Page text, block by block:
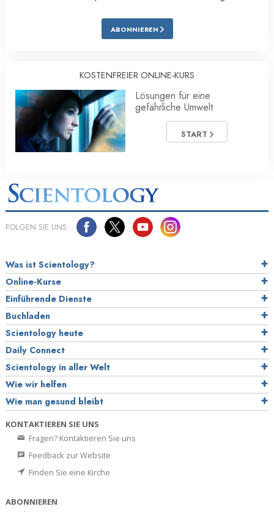
ABONNIEREN
KOSTENFREIER ONLINE-KURS
Lösungen für eine
gefährliche Umwelt
START
FOLGEN SIE UNS
Was ist Scientology?
Online-Kurse
Einführende Dienste
Buchladen
Scientology heute
Daily Connect
Scientology in aller Welt
Wie wir helfen
Wie man gesund bleibt
KONTAKTIEREN SIE UNS
Fragen? Kontaktieren Sie uns
Feedback zur Website
Finden Sie eine Kirche
ABONNIEREN